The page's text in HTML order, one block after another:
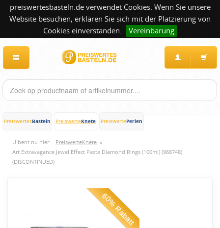
preiswertesbasteln.de verwendet Cookies. Wenn Sie unsere
Website besuchen, erklären Sie sich mit der Platzierung von
Cookies einverstanden.
Vereinbarung
PreiswertesBasteln PreiswerteKnete PreiswertePerlen
U bent nu hier: PreiswerteKnete »
Art Extravagance Jewel Effect Paste Diamond Rings (100ml) (968748)
(DISCONTINUED)
60% Rabatt